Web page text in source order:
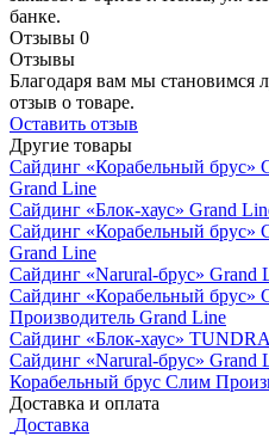
банке.
Отзывы 0
Отзывы
Благодаря вам мы становимся
отзыв о товаре.
Оставить отзыв
Другие товары
Сайдинг «Корабельный брус»
Grand Line
Сайдинг «Блок-хаус» Grand
Сайдинг «Корабельный брус»
Grand Line
Сайдинг «Narural-брус» Grand
Сайдинг «Корабельный брус»
Производитель Grand Line
Сайдинг «Блок-хаус» TUNDRA
Сайдинг «Narural-брус» Grand
Корабельный брус Слим
Доставка и оплата
Доставка